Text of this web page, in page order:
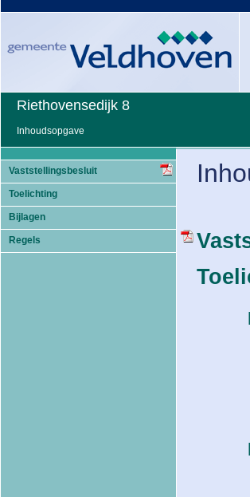
Riethovensedijk 8
Inhoudsopgave
Vaststellingsbesluit
Toelichting
Bijlagen
Regels